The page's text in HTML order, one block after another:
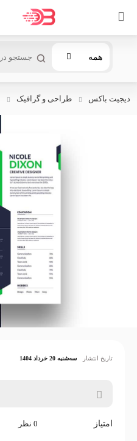
همه
دیجیت باکس طراحی و گرافیک
تاریخ انتشار سه‌شنبه 20 خرداد 1404
امتیاز 0 نظر